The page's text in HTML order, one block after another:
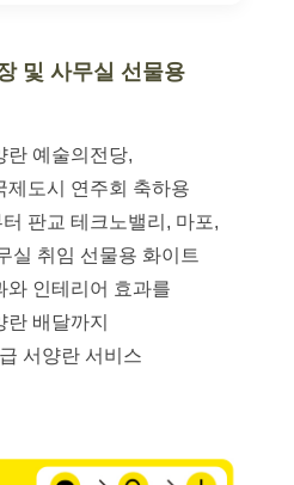
및 사무실 선물용
란 예술의전당,
제도시 연주회 축하용
판교 테크노밸리, 마포,
실 취임 선물용 화이트
와 인테리어 효과를
배달까지
서양란 서비스